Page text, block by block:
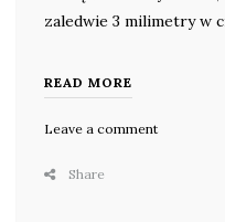
zaledwie 3 milimetry w
READ MORE
Leave a comment
Share